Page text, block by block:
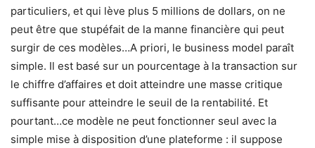
particuliers, et qui lève plus 5 millions de dollars, on ne
peut être que stupéfait de la manne financière qui peut
surgir de ces modèles…A priori, le business model paraît
simple. Il est basé sur un pourcentage à la transaction sur
le chiffre d’affaires et doit atteindre une masse critique
suffisante pour atteindre le seuil de la rentabilité. Et
pourtant…ce modèle ne peut fonctionner seul avec la
simple mise à disposition d’une plateforme : il suppose